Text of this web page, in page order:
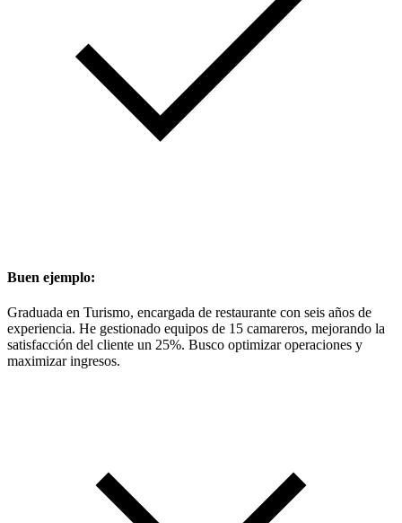
Buen ejemplo:
Graduada en Turismo, encargada de restaurante con seis años de
experiencia. He gestionado equipos de 15 camareros, mejorando la
satisfacción del cliente un 25%. Busco optimizar operaciones y
maximizar ingresos.